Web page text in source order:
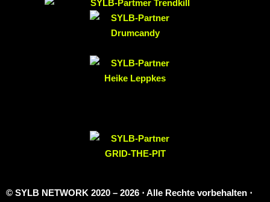
© SYLB NETWORK 2020 – 2026 ⋅ Alle Rechte vorbehalten ⋅